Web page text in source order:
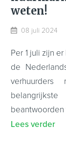
weten!
08 juli 2024
Per 1 juli zijn
de
Lees verder